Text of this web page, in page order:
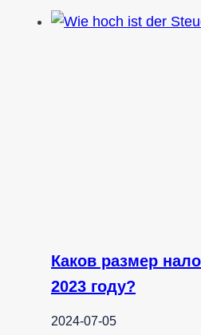
Каков размер
2023 году?
2024-07-05